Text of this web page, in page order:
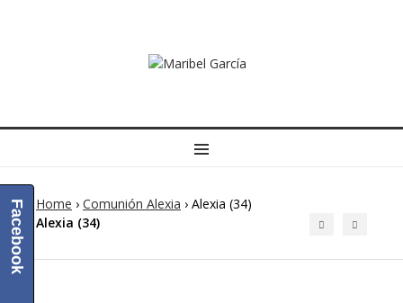
MENU
Home › Comunión Alexia › Alexia (34)
Alexia (34)
Facebook